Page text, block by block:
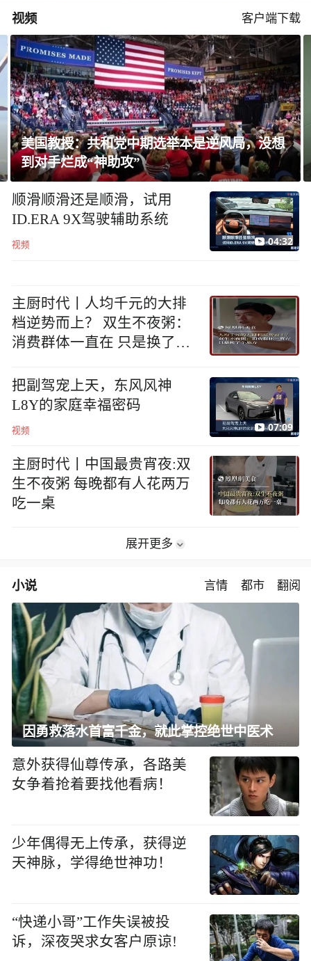
视频 客户端下载
：共和党中期选举本是逆风局，没想
成“神助攻”
泰国校园
遭霸凌
顺滑顺滑还是顺滑，试用
ID.ERA 9X驾驶辅助系统
视频 04:32
主厨时代丨人均千元的大排
档逆势而上？ 双生不夜粥：
消费群体一直在 只是换了个
把副驾宠上天，东风风神
L8Y的家庭幸福密码
视频 07:09
主厨时代丨中国最贵宵夜:双
生不夜粥 每晚都有人花两万
吃一桌
展开更多
小说 言情 都市 翻阅
因勇救落水首富千金，就此掌控绝世中医术
意外获得仙尊传承，各路美
女争着抢着要找他看病！
少年偶得无上传承，获得逆
天神脉，学得绝世神功！
“快递小哥”工作失误被投
诉，深夜哭求女客户原谅!